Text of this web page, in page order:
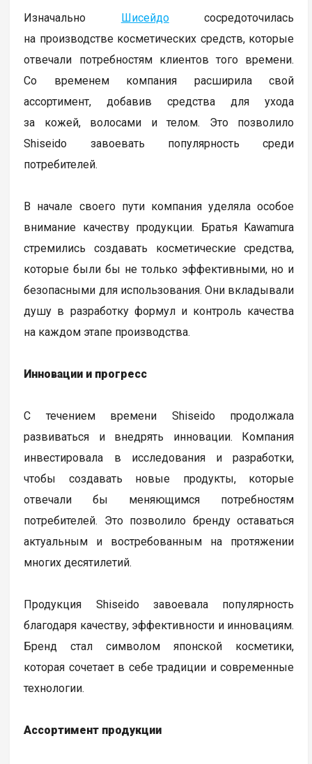
Изначально Шисейдососредоточилась
на производстве косметических средств, которые
отвечали потребностям клиентов того времени.
Со временем компания расширила свой
ассортимент, добавив средства для ухода
за кожей, волосами и телом. Это позволило
Shiseido завоевать популярность среди
потребителей.
В начале своего пути компания уделяла особое
внимание качеству продукции. Братья Kawamura
стремились создавать косметические средства,
которые были бы не только эффективными, но и
безопасными для использования. Они вкладывали
душу в разработку формул и контроль качества
на каждом этапе производства.
Инновации и прогресс
С течением времени Shiseido продолжала
развиваться и внедрять инновации. Компания
инвестировала в исследования и разработки,
чтобы создавать новые продукты, которые
отвечали бы меняющимся потребностям
потребителей. Это позволило бренду оставаться
актуальным и востребованным на протяжении
многих десятилетий.
Продукция Shiseido завоевала популярность
благодаря качеству, эффективности и инновациям.
Бренд стал символом японской косметики,
которая сочетает в себе традиции и современные
технологии.
Ассортимент продукции